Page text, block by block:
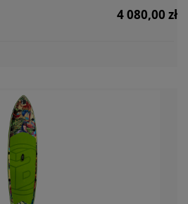
4 080,00 zł